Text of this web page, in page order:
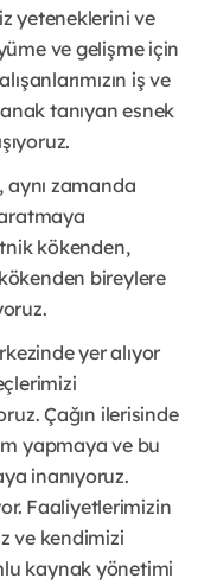
yeteneklerini ve
ve gelişme için
iş ve
tanıyan esnek
aynı zamanda
kökenden,
bireylere
yer alıyor
Çağın ilerisinde
yapmaya ve bu
inanıyoruz.
Faaliyetlerimizin
ve kendimizi
kaynak yönetimi